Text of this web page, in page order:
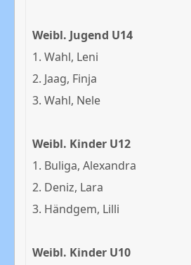
Weibl. Jugend U14
1. Wahl, Leni
2. Jaag, Finja
3. Wahl, Nele
Weibl. Kinder U12
1. Buliga, Alexandra
2. Deniz, Lara
3. Händgem, Lilli
Weibl. Kinder U10